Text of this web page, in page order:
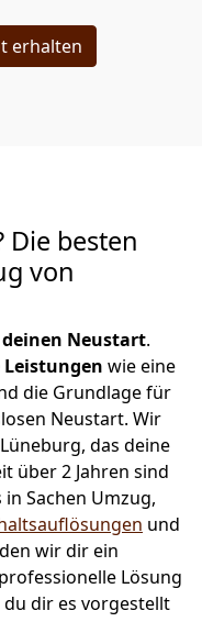
erhalten
Die besten
von
deinen Neustart.
Leistungen wie eine
die Grundlage für
Neustart. Wir
das deine
über 2 Jahren sind
Sachen Umzug,
und
wir dir ein
Lösung
du dir es vorgestellt